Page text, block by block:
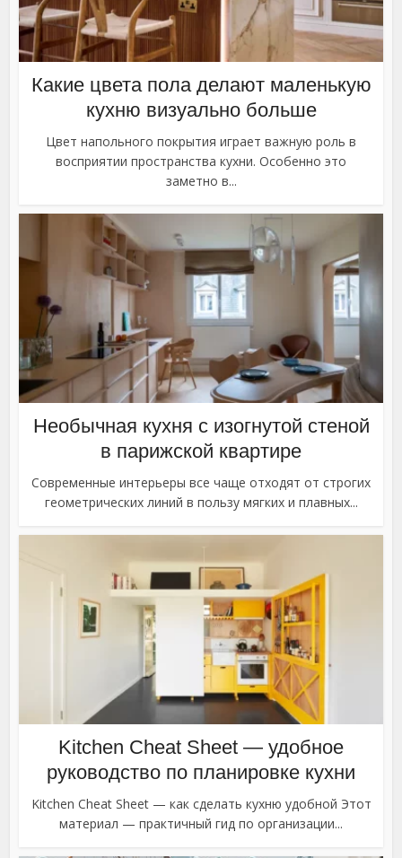
Какие цвета пола делают маленькую
кухню визуально больше
Цвет напольного покрытия играет важную роль в
восприятии пространства кухни. Особенно это
заметно в...
Необычная кухня с изогнутой стеной
в парижской квартире
Современные интерьеры все чаще отходят от строгих
геометрических линий в пользу мягких и плавных...
Kitchen Cheat Sheet — удобное
руководство по планировке кухни
Kitchen Cheat Sheet — как сделать кухню удобной Этот
материал — практичный гид по организации...